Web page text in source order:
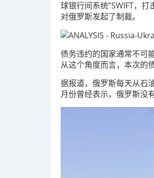
球银行间系统”SWIFT，
对俄罗斯发起了制裁。
债务违约的国家通常不可
从这个角度而言，本次的
据报道，俄罗斯每天从石
月份曾经表示，俄罗斯没